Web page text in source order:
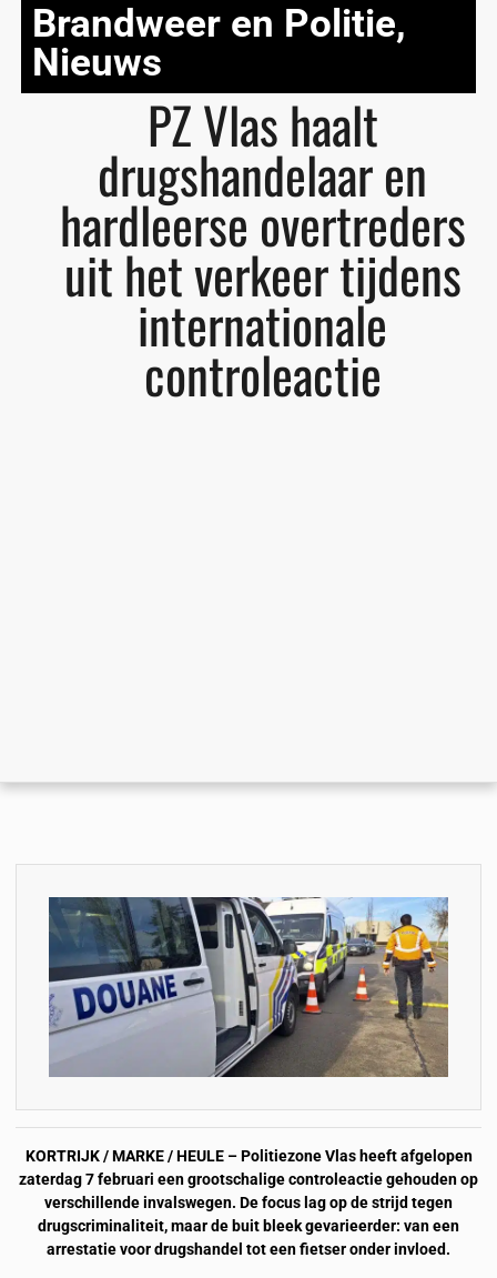
Brandweer en Politie,
Nieuws
PZ Vlas haalt
drugshandelaar en
hardleerse overtreders
uit het verkeer tijdens
internationale
controleactie
KORTRIJK / MARKE / HEULE – Politiezone Vlas heeft afgelopen
zaterdag 7 februari een grootschalige controleactie gehouden op
verschillende invalswegen. De focus lag op de strijd tegen
drugscriminaliteit, maar de buit bleek gevarieerder: van een
arrestatie voor drugshandel tot een fietser onder invloed.